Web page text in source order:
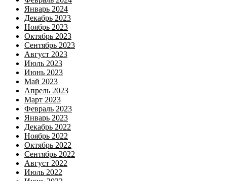
Январь 2024
Декабрь 2023
Ноябрь 2023
Октябрь 2023
Сентябрь 2023
Август 2023
Июль 2023
Июнь 2023
Май 2023
Апрель 2023
Март 2023
Февраль 2023
Январь 2023
Декабрь 2022
Ноябрь 2022
Октябрь 2022
Сентябрь 2022
Август 2022
Июль 2022